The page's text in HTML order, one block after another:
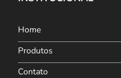
Home
Produtos
Contato